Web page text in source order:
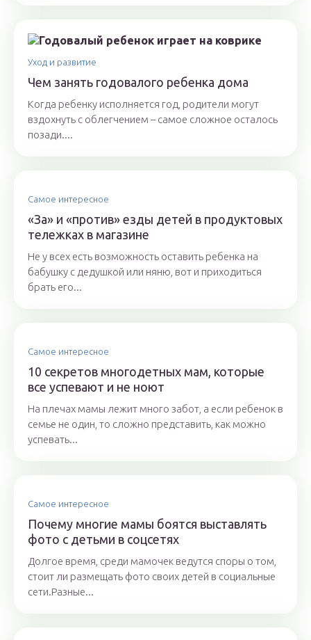
Уход и развитие
Чем занять годовалого ребенка дома
Когда ребенку исполняется год, родители могут
вздохнуть с облегчением – самое сложное осталось
позади....
Самое интересное
«За» и «против» езды детей в продуктовых
тележках в магазине
Не у всех есть возможность оставить ребенка на
бабушку с дедушкой или няню, вот и приходиться
брать его...
Самое интересное
10 секретов многодетных мам, которые
все успевают и не ноют
На плечах мамы лежит много забот, а если ребенок в
семье не один, то сложно представить, как можно
успевать...
Самое интересное
Почему многие мамы боятся выставлять
фото с детьми в соцсетях
Долгое время, среди мамочек ведутся споры о том,
стоит ли размещать фото своих детей в социальные
сети.Разные...